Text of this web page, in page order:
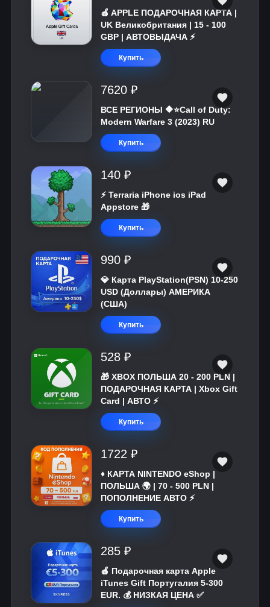
🍎 APPLE ПОДАРОЧНАЯ КАРТА |
UK Великобритания | 15 - 100
GBP | АВТОВЫДАЧА ⚡️
Купить
7620 ₽
ВСЕ РЕГИОНЫ 🔶⭐Call of Duty:
Modern Warfare 3 (2023) RU
Купить
140 ₽
⚡️ Terraria iPhone ios iPad
Appstore 🎁
Купить
990 ₽
💎 Карта PlayStation(PSN) 10-250
USD (Доллары) АМЕРИКА
(США)
Купить
528 ₽
🎁 XBOX ПОЛЬША 20 - 200 PLN |
ПОДАРОЧНАЯ КАРТА | Xbox Gift
Card | АВТО ⚡
Купить
1722 ₽
♦️ КАРТА NINTENDO eShop |
ПОЛЬША 🌍 | 70 - 500 PLN |
ПОПОЛНЕНИЕ АВТО ⚡
Купить
285 ₽
🍎 Подарочная карта Apple
iTunes Gift Португалия 5-300
EUR. 💰 НИЗКАЯ ЦЕНА ✅